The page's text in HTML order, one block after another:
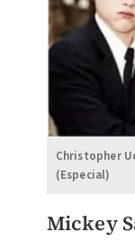
Christopher
(Especial)
Mickey